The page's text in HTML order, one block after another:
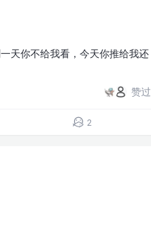
天你不给我看，今天你推给我还
赞过
2